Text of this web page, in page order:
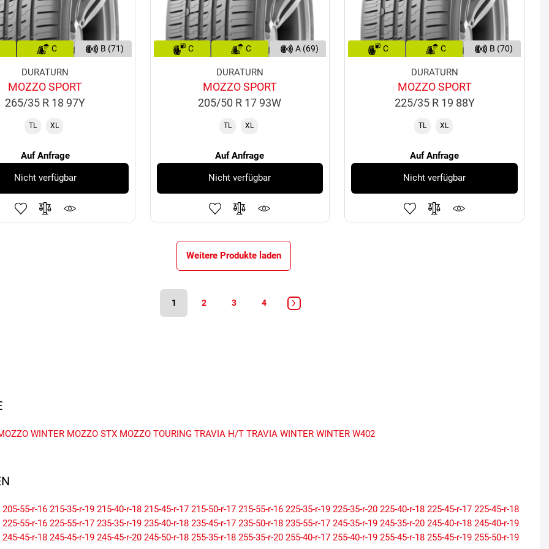
C B (71)
DURATURN
MOZZO SPORT
265/35 R 18 97Y
TL XL
Auf Anfrage
Nicht verfügbar
C C A (69)
DURATURN
MOZZO SPORT
205/50 R 17 93W
TL XL
Auf Anfrage
Nicht verfügbar
C C B (70)
DURATURN
MOZZO SPORT
225/35 R 19 88Y
TL XL
Auf Anfrage
Nicht verfügbar
Weitere Produkte laden
1 2 3 4
WINTER MOZZO STX MOZZO TOURING TRAVIA H/T TRAVIA WINTER WINTER W402
205-55-r-16 215-35-r-19 215-40-r-18 215-45-r-17 215-50-r-17 215-55-r-16 225-35-r-19 225-35-r-20 225-40-r-18 225-45-r-17 225-45-r-18
225-55-r-16 225-55-r-17 235-35-r-19 235-40-r-18 235-45-r-17 235-50-r-18 235-55-r-17 245-35-r-19 245-35-r-20 245-40-r-18 245-40-r-19
245-45-r-18 245-45-r-19 245-45-r-20 245-50-r-18 255-35-r-18 255-35-r-20 255-40-r-17 255-40-r-19 255-45-r-18 255-45-r-19 255-50-r-19